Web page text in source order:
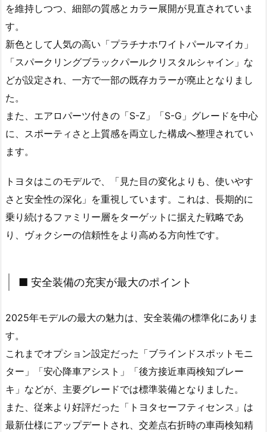
を維持しつつ、細部の質感とカラー展開が見直されていま
す。
新色として人気の高い「プラチナホワイトパールマイカ」
「スパークリングブラックパールクリスタルシャイン」な
どが設定され、一方で一部の既存カラーが廃止となりまし
た。
また、エアロパーツ付きの「S-Z」「S-G」グレードを中心
に、スポーティさと上質感を両立した構成へ整理されてい
ます。
トヨタはこのモデルで、「見た目の変化よりも、使いやす
さと安全性の深化」を重視しています。これは、長期的に
乗り続けるファミリー層をターゲットに据えた戦略であ
り、ヴォクシーの信頼性をより高める方向性です。
■ 安全装備の充実が最大のポイント
2025年モデルの最大の魅力は、安全装備の標準化にありま
す。
これまでオプション設定だった「ブラインドスポットモニ
ター」「安心降車アシスト」「後方接近車両検知ブレー
キ」などが、主要グレードでは標準装備となりました。
また、従来より好評だった「トヨタセーフティセンス」は
最新仕様にアップデートされ、交差点右折時の車両検知精